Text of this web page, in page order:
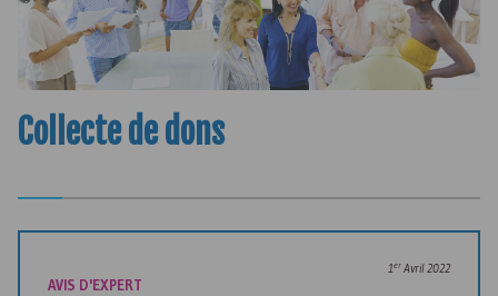
Collecte de dons
1er Avril 2022
AVIS D'EXPERT